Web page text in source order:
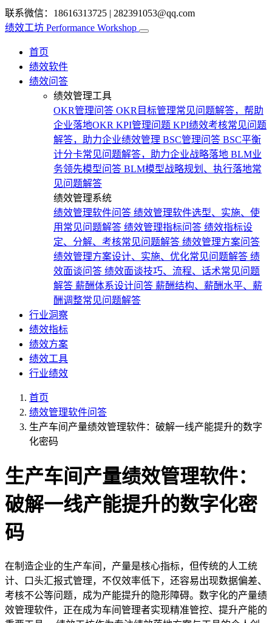
联系微信：18616313725 | 282391053@qq.com
绩效工坊 Performance Workshop
首页
绩效软件
绩效问答
绩效管理工具
OKR管理问答 OKR目标管理常见问题解答，帮助
企业落地OKR KPI管理问题 KPI绩效考核常见问题
解答，助力企业绩效管理 BSC管理问答 BSC平衡
计分卡常见问题解答，助力企业战略落地 BLM业
务领先模型问答 BLM模型战略规划、执行落地常
见问题解答
绩效管理系统
绩效管理软件问答 绩效管理软件选型、实施、使
用常见问题解答 绩效管理指标问答 绩效指标设
定、分解、考核常见问题解答 绩效管理方案问答
绩效管理方案设计、实施、优化常见问题解答 绩
效面谈问答 绩效面谈技巧、流程、话术常见问题
解答 薪酬体系设计问答 薪酬结构、薪酬水平、薪
酬调整常见问题解答
行业洞察
绩效指标
绩效方案
绩效工具
行业绩效
首页
绩效管理软件问答
生产车间产量绩效管理软件：破解一线产能提升的数字
化密码
生产车间产量绩效管理软件：
破解一线产能提升的数字化密
码
在制造企业的生产车间，产量是核心指标，但传统的人工统
计、口头汇报式管理，不仅效率低下，还容易出现数据偏差、
考核不公等问题，成为产能提升的隐形障碍。数字化的产量绩
效管理软件，正在成为车间管理者实现精准管控、提升产能的